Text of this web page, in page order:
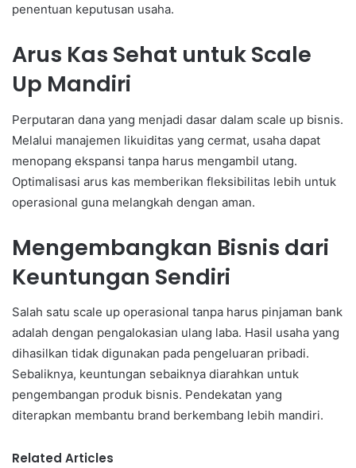
penentuan keputusan usaha.
Arus Kas Sehat untuk Scale
Up Mandiri
Perputaran dana yang menjadi dasar dalam scale up bisnis.
Melalui manajemen likuiditas yang cermat, usaha dapat
menopang ekspansi tanpa harus mengambil utang.
Optimalisasi arus kas memberikan fleksibilitas lebih untuk
operasional guna melangkah dengan aman.
Mengembangkan Bisnis dari
Keuntungan Sendiri
Salah satu scale up operasional tanpa harus pinjaman bank
adalah dengan pengalokasian ulang laba. Hasil usaha yang
dihasilkan tidak digunakan pada pengeluaran pribadi.
Sebaliknya, keuntungan sebaiknya diarahkan untuk
pengembangan produk bisnis. Pendekatan yang
diterapkan membantu brand berkembang lebih mandiri.
Related Articles